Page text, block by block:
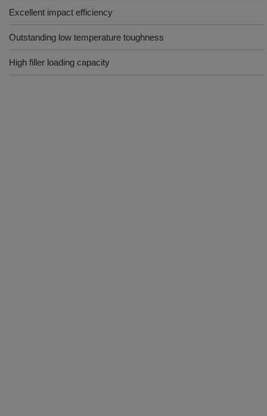
Excellent impact efficiency
Outstanding low temperature toughness
High filler loading capacity